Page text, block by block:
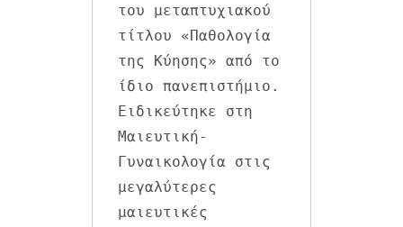
του μεταπτυχιακού
τίτλου «Παθολογία
της Κύησης» από το
ίδιο πανεπιστήμιο.
Ειδικεύτηκε στη
Μαιευτική-
Γυναικολογία στις
μεγαλύτερες
μαιευτικές